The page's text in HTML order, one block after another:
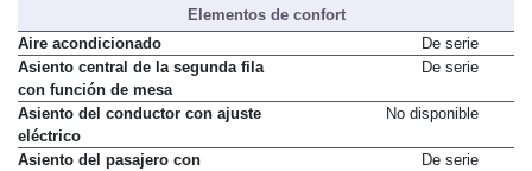
Elementos de confort
Aire acondicionado
De serie
Asiento central de la segunda fila
con función de mesa
De serie
Asiento del conductor con ajuste
eléctrico
No disponible
Asiento del pasajero con
De serie